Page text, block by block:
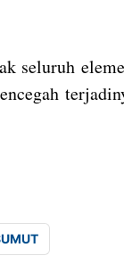
seluruh